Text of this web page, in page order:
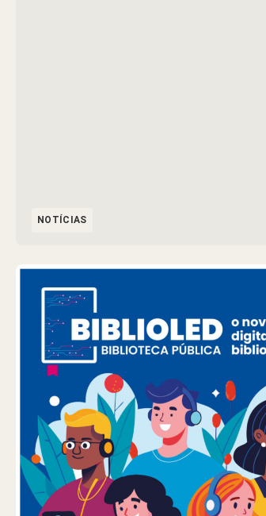
NOTÍCIAS